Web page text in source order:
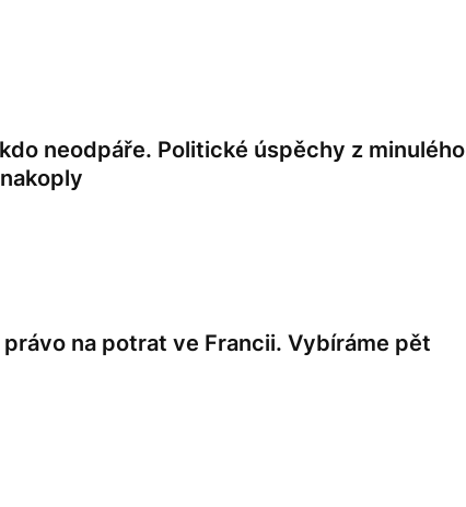
neodpáře. Politické úspěchy z minulého
na potrat ve Francii. Vybíráme pět